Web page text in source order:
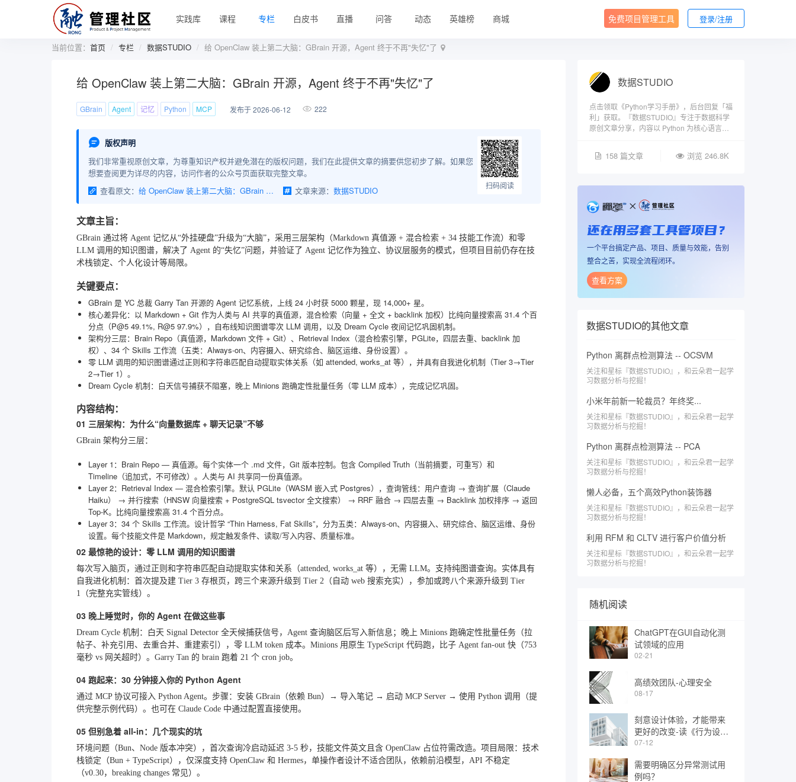
实践库 课程 专栏 白皮书 直播 问答 动态 英雄榜 商城 免费项目管理工具 登录/注册
当前位置： 首页 专栏 数据STUDIO 给 OpenClaw 装上第二大脑：GBrain 开源，Agent 终于不再"失忆"了
给 OpenClaw 装上第二大脑：GBrain 开源，Agent 终于不再"失忆"了
GBrain Agent 记忆 Python MCP 发布于 2026-06-12 222
版权声明
我们非常重视原创文章，为尊重知识产权并避免潜在的版权问题，我们在此提供文章的摘要供您初步了解。如果您
想要查阅更为详尽的内容，访问作者的公众号页面获取完整文章。
查看原文：
给 OpenClaw 装上第二大脑：GBrain 开源，Agent 终于不再"失忆"了 文章来源： 数据STUDIO 扫码阅读
文章主旨：
GBrain 通过将 Agent 记忆从“外挂硬盘”升级为“大脑”，采用三层架构（Markdown 真值源 + 混合检索 + 34 技能工作流）和零
LLM 调用的知识图谱，解决了 Agent 的“失忆”问题，并验证了 Agent 记忆作为独立、协议层服务的模式，但项目目前仍存在技
术栈锁定、个人化设计等局限。
关键要点：
GBrain 是 YC 总裁 Garry Tan 开源的 Agent 记忆系统，上线 24 小时获 5000 颗星，现 14,000+ 星。
核心差异化：以 Markdown + Git 作为人类与 AI 共享的真值源，混合检索（向量 + 全文 + backlink 加权）比纯向量搜索高 31.4 个百
分点（P@5 49.1%, R@5 97.9%），自布线知识图谱零次 LLM 调用，以及 Dream Cycle 夜间记忆巩固机制。
架构分三层：Brain Repo（真值源，Markdown 文件 + Git）、Retrieval Index（混合检索引擎，PGLite，四层去重、backlink 加
权）、34 个 Skills 工作流（五类：Always-on、内容摄入、研究综合、脑区运维、身份设置）。
零 LLM 调用的知识图谱通过正则和字符串匹配自动提取实体关系（如 attended, works_at 等），并具有自我进化机制（Tier 3→Tier
2→Tier 1）。
Dream Cycle 机制：白天信号捕获不阻塞，晚上 Minions 跑确定性批量任务（零 LLM 成本），完成记忆巩固。
内容结构：
01 三层架构：为什么“向量数据库 + 聊天记录”不够
GBrain 架构分三层：
Layer 1：Brain Repo — 真值源。每个实体一个 .md 文件，Git 版本控制。包含 Compiled Truth（当前摘要，可重写）和
Timeline（追加式，不可修改）。人类与 AI 共享同一份真值源。
Layer 2：Retrieval Index — 混合检索引擎。默认 PGLite（WASM 嵌入式 Postgres），查询管线：用户查询 → 查询扩展（Claude
Haiku） → 并行搜索（HNSW 向量搜索 + PostgreSQL tsvector 全文搜索） → RRF 融合 → 四层去重 → Backlink 加权排序 → 返回
Top-K。比纯向量搜索高 31.4 个百分点。
Layer 3：34 个 Skills 工作流。设计哲学 “Thin Harness, Fat Skills”，分为五类：Always-on、内容摄入、研究综合、脑区运维、身份
设置。每个技能文件是 Markdown，规定触发条件、读取/写入内容、质量标准。
02 最惊艳的设计：零 LLM 调用的知识图谱
每次写入脑页，通过正则和字符串匹配自动提取实体和关系（attended, works_at 等），无需 LLM。支持纯图谱查询。实体具有
自我进化机制：首次提及建 Tier 3 存根页，跨三个来源升级到 Tier 2（自动 web 搜索充实），参加或跨八个来源升级到 Tier
1（完整充实管线）。
03 晚上睡觉时，你的 Agent 在做这些事
Dream Cycle 机制：白天 Signal Detector 全天候捕获信号，Agent 查询脑区后写入新信息；晚上 Minions 跑确定性批量任务（拉
帖子、补充引用、去重合并、重建索引），零 LLM token 成本。Minions 用原生 TypeScript 代码跑，比子 Agent fan-out 快（753
毫秒 vs 网关超时）。Garry Tan 的 brain 跑着 21 个 cron job。
04 跑起来：30 分钟接入你的 Python Agent
通过 MCP 协议可接入 Python Agent。步骤：安装 GBrain（依赖 Bun）→ 导入笔记 → 启动 MCP Server → 使用 Python 调用（提
供完整示例代码）。也可在 Claude Code 中通过配置直接使用。
05 但别急着 all-in：几个现实的坑
环境问题（Bun、Node 版本冲突），首次查询冷启动延迟 3-5 秒，技能文件英文且含 OpenClaw 占位符需改造。项目局限：技术
栈锁定（Bun + TypeScript），仅深度支持 OpenClaw 和 Hermes，单操作者设计不适合团队，依赖前沿模型，API 不稳定
（v0.30，breaking changes 常见）。
数据STUDIO
点击领取《Python学习手册》，后台回复「福
利」获取。『数据STUDIO』专注于数据科学
原创文章分享，内容以 Python 为核心语言，
158 篇文章 浏览 246.8K
还在用多套工具管项目？
一个平台搞定产品、项目、质量与效能，告别
整合之苦，实现全流程闭环。
查看方案
数据STUDIO的其他文章
Python 离群点检测算法 -- OCSVM
关注和星标『数据STUDIO』，和云朵君一起学
习数据分析与挖掘！
小米年前新一轮裁员？年终奖...
关注和星标『数据STUDIO』，和云朵君一起学
习数据分析与挖掘！
Python 离群点检测算法 -- PCA
关注和星标『数据STUDIO』，和云朵君一起学
习数据分析与挖掘！
懒人必备，五个高效Python装饰器
关注和星标『数据STUDIO』，和云朵君一起学
习数据分析与挖掘！
利用 RFM 和 CLTV 进行客户价值分析
关注和星标『数据STUDIO』，和云朵君一起学
习数据分析与挖掘！
随机阅读
ChatGPT在GUI自动化测
试领域的应用
02-21
高绩效团队-心理安全
08-17
刻意设计体验，才能带来
更好的改变-读《行为设计
学：打造峰值体验》
07-12
需要明确区分异常测试用
例吗？